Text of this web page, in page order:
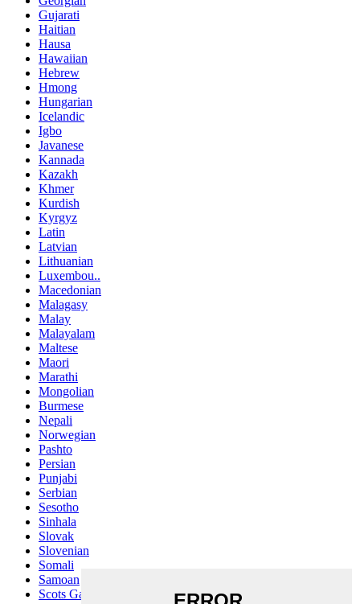
Gujarati
Haitian
Hausa
Hawaiian
Hebrew
Hmong
Hungarian
Icelandic
Igbo
Javanese
Kannada
Kazakh
Khmer
Kurdish
Kyrgyz
Latin
Latvian
Lithuanian
Luxembou..
Macedonian
Malagasy
Malay
Malayalam
Maltese
Maori
Marathi
Mongolian
Burmese
Nepali
Norwegian
Pashto
Persian
Punjabi
Serbian
Sesotho
Sinhala
Slovak
Slovenian
Somali
Samoan
Scots Gaelic